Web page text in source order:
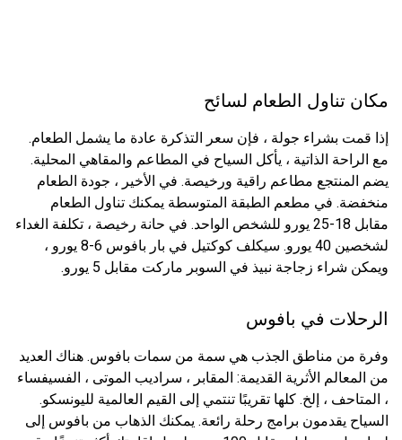
مكان تناول الطعام لسائح
إذا قمت بشراء جولة ، فإن سعر التذكرة عادة ما يشمل الطعام.
مع الراحة الذاتية ، يأكل السياح في المطاعم والمقاهي المحلية.
يضم المنتجع مطاعم راقية ورخيصة. في الأخير ، جودة الطعام
منخفضة. في مطعم الطبقة المتوسطة يمكنك تناول الطعام
مقابل 18-25 يورو للشخص الواحد. في حانة رخيصة ، تكلفة الغداء
لشخصين 40 يورو. سيكلف كوكتيل في بار بافوس 6-8 يورو ،
ويمكن شراء زجاجة نبيذ في السوبر ماركت مقابل 5 يورو.
الرحلات في بافوس
وفرة من مناطق الجذب هي سمة من سمات بافوس. هناك العديد
من المعالم الأثرية القديمة: المقابر ، سراديب الموتى ، الفسيفساء
، المتاحف ، إلخ. كلها تقريبًا تنتمي إلى القيم العالمية لليونسكو.
السياح يقدمون برامج رحلة رائعة. يمكنك الذهاب من بافوس إلى